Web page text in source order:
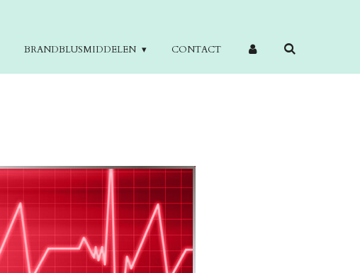
BRANDBLUSMIDDELEN CONTACT